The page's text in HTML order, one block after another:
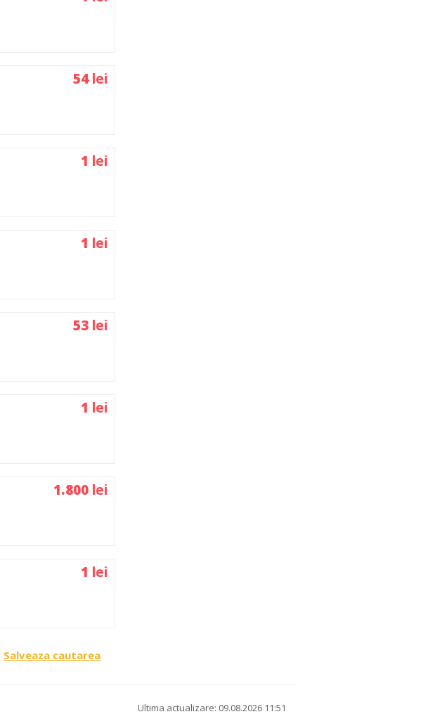
54 lei
1 lei
1 lei
53 lei
1 lei
1.800 lei
1 lei
Salveaza cautarea
Ultima actualizare: 09.08.2026 11:51